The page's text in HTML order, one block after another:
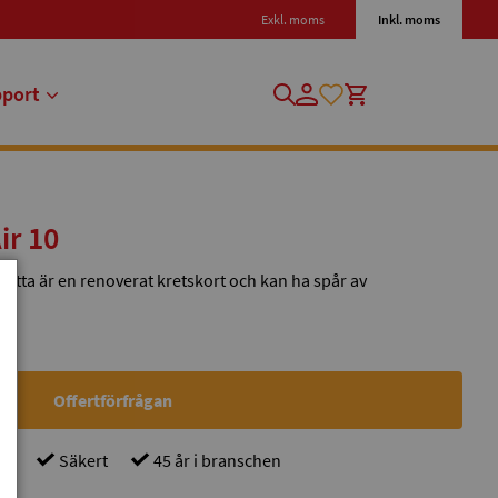
Exkl. moms Inkl. moms
10
är en renoverat kretskort och kan ha spår av
Offertförfrågan
Säkert 45 år i branschen